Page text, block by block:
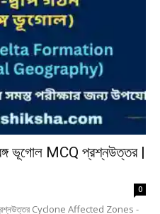
ভূগোল MCQ প্রশ্নউত্তর |
0
প্রশ্নউত্তর Cyclone Affected Zones -